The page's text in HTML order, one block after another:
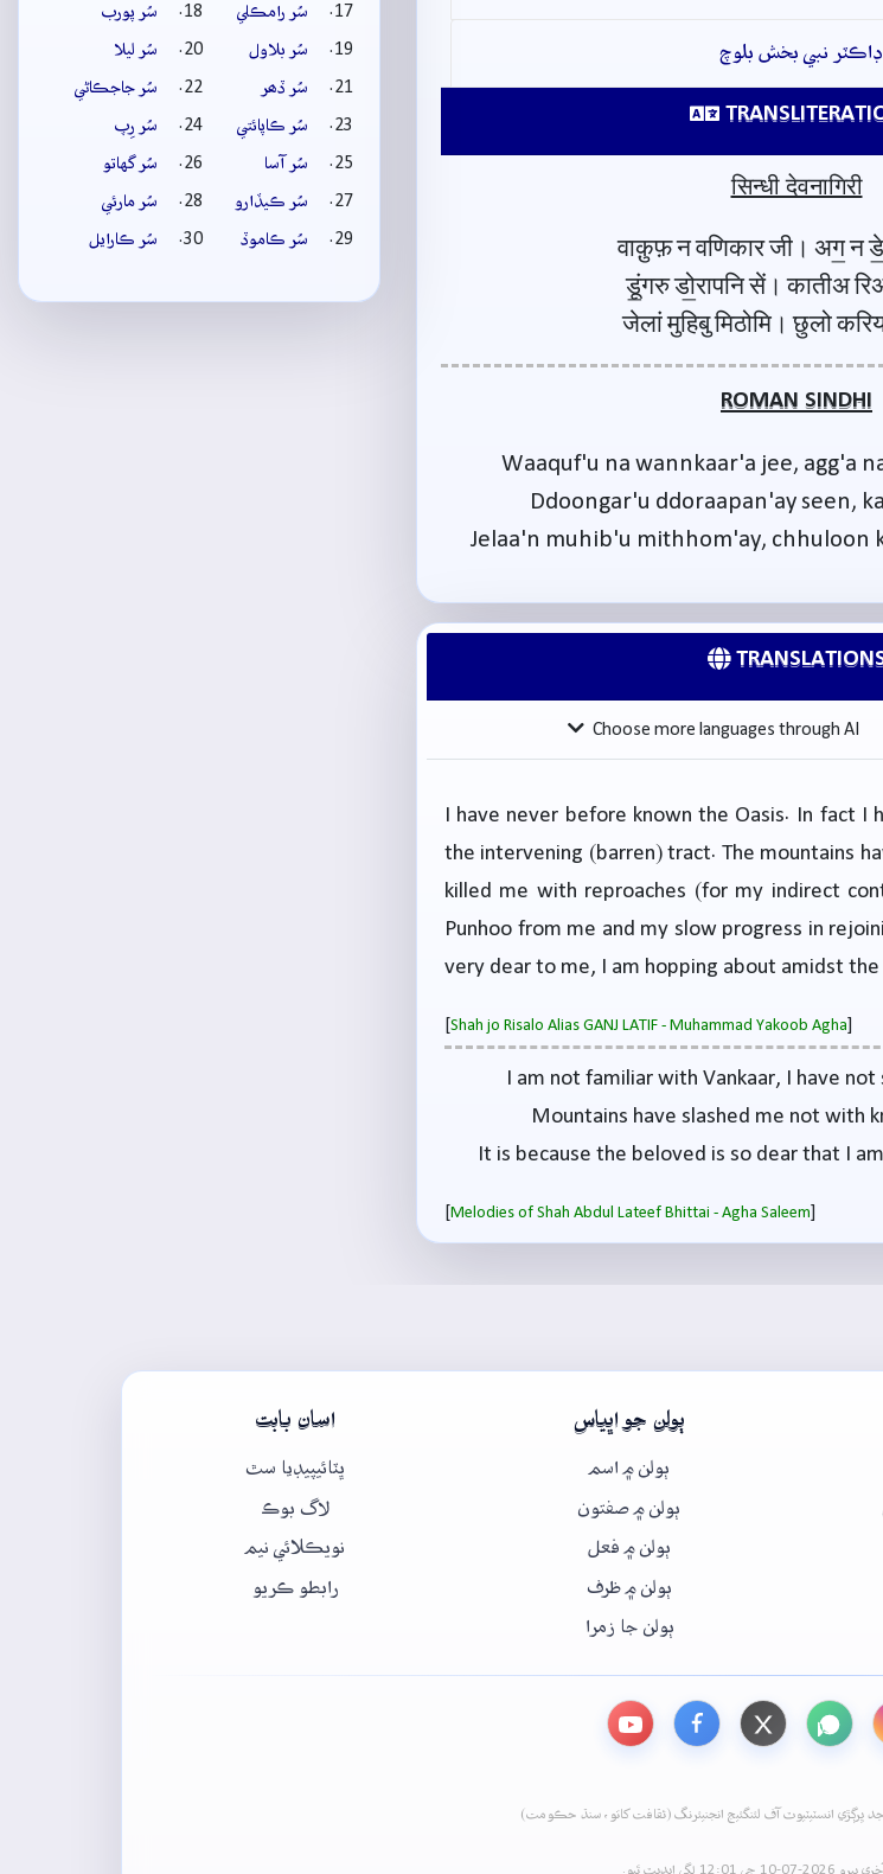
ڊاڪٽر نبي بخش بلوچ
सिन्धी देवनागिरी
वाक़ुफ़ न वणिकार जी। अग॒ न
डूं॒गरु डो॒रापनि सें। कातीअ
जेलां मुहिबु मिठोमि। छुलो
ROMAN SINDHI
Waaquf'u na wannkaar'a jee, agg'a
Ddoongar'u ddoraapan'ay seen,
Jelaa'n muhib'u mithhom'ay, chhuloon
Choose more languages through AI
I have never before known the Oasis. In fact I
the intervening (barren) tract. The mountains
killed me with reproaches (for my indirect
Punhoo from me and my slow progress in
very dear to me, I am hopping about amidst the
[Shah jo Risalo Alias GANJ LATIF - Muhammad Yakoob Agha
I am not familiar with Vankaar, I have
Mountains have slashed me not with
It is because the beloved is so dear that I
[Melodies of Shah Abdul Lateef Bhittai - Agha Saleem
سُر رامڪلي
سُر پورب
سُر بلاول
سُر ليلا
سُر ڏھر
سُر جاجڪاڻي
سُر ڪاپائتي
سُر رِپ
سُر آسا
سُر گهاتو
سُر ڪيڏارو
سُر مارئي
سُر ڪاموڏ
سُر ڪارايل
ٻولن جو اڀياس
ٻولن ۾ اسم
ٻولن ۾ صفتون
ٻولن ۾ فعل
ٻولن ۾ ظرف
ٻولن جا زمرا
اسان بابت
ڀٽائيپيڊيا سٿ
لاگ بوڪ
نويڪلائي نيم
رابطو ڪريو
لڳي اپڊيٽ ٿيو.